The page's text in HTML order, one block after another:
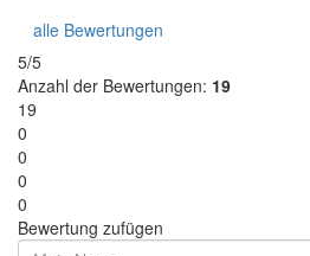
alle Bewertungen
5/5
Anzahl der Bewertungen: 19
19
0
0
0
0
Bewertung zufügen